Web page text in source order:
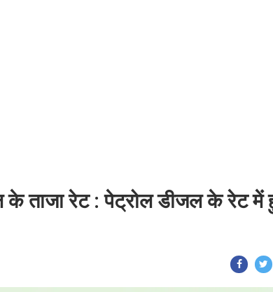
ताजा रेट : पेट्रोल डीजल के रेट